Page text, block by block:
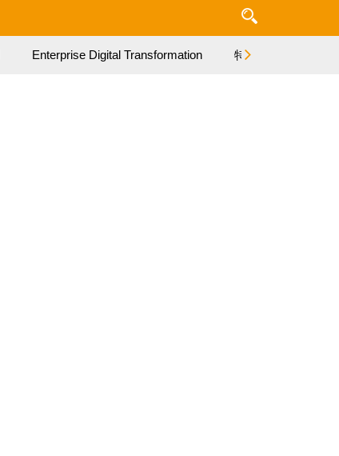
Enterprise Digital Transformation 特集